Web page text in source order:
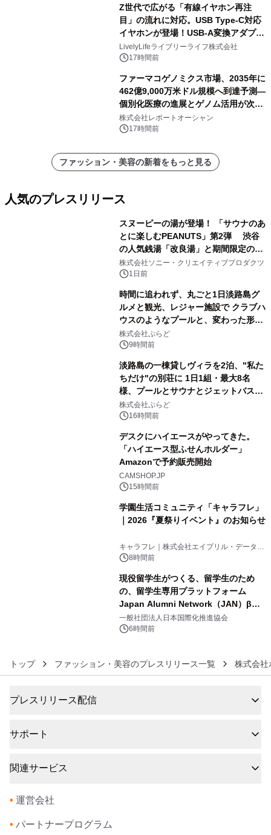
Z世代で広がる「有線イヤホン再注
目」の流れに対応。USB Type-C対応
イヤホンが登場！USB-A変換アダプタ
ー付きでスマホからパソコンまで幅広
く活用可能
LivelyLifeライブリーライフ株式会社
17時間前
ファーマコゲノミクス市場、2035年に
462億9,000万米ドル規模へ到達予測―
個別化医療の進展とゲノム活用が次世
代ヘルスケア投資を加速
株式会社レポートオーシャン
17時間前
ファッション・美容の新着をもっと見る
人気のプレスリリース
スヌーピーの湯が登場！ 「サウナのあ
とに楽しむPEANUTS」第2弾 渋谷
の人気銭湯「改良湯」と期間限定のコ
ラボレーション サウナイキタイコラ
ボグッズも発売決定！
株式会社ソニー・クリエイティブプロダクツ
1日前
時間に追われず、丸ごと1日淡路島グ
ルメと観光、レジャー施設で クラブハ
ウスのようなプールと、変わった形の
サウナも 「THE BOXY AWAJI」のお
得な素泊まり連泊プランで
株式会社ぷらど
9時間前
淡路島の一棟貸しヴィラを2泊、"私た
ちだけ"の別荘に 1日1組・最大8名
様、プールとサウナとジェットバス付
きで Villa Mon Temps AWAJIの連泊
素泊りプラン
株式会社ぷらど
16時間前
デスクにハイエースがやってきた。
「ハイエース型ふせんホルダー」
Amazonで予約販売開始
CAMSHOP.JP
15時間前
学園生活コミュニティ「キャラフレ」
｜2026『夏祭りイベント』のお知らせ
キャラフレ｜株式会社エイプリル・データ・
デザインズ
8時間前
現役留学生がつくる、留学生のため
の、留学生専用プラットフォーム
Japan Alumni Network（JAN）β版
をリリース
一般社団法人日本国際化推進協会
6時間前
トップ ファッション・美容のプレスリリース一覧 株式会社
プレスリリース配信
サポート
関連サービス
• 運営会社
• パートナープログラム